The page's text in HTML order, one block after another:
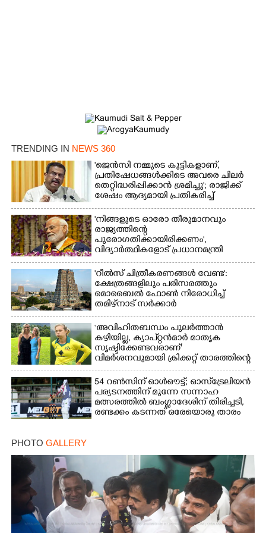
TRENDING IN NEWS 360
'ജെൻസി നമ്മുടെ കുട്ടികളാണ്,
പ്രതിഷേധങ്ങൾക്കിടെ അവരെ ചിലർ
തെറ്റിദ്ധരിപ്പിക്കാൻ ശ്രമിച്ചു'; രാജിക്ക്
ശേഷം ആദ്യമായി പ്രതികരിച്ച്
ധർമ്മേന്ദ്ര പ്രധാൻ
'നിങ്ങളുടെ ഓരോ തീരുമാനവും
രാജ്യത്തിന്റെ
പുരോഗതിക്കായിരിക്കണം',​
വിദ്യാർത്ഥികളോട് പ്രധാനമന്ത്രി
'റീൽസ് ചിത്രീകരണങ്ങൾ വേണ്ട':
ക്ഷേത്രങ്ങളിലും പരിസരത്തും
മൊബൈൽ ഫോൺ നിരോധിച്ച്
തമിഴ്നാട് സർക്കാർ
‘അവിഹിതബന്ധം പുലർത്താൻ
കഴിയില്ല,​ ക്യാപ്റ്റൻമാർ മാതൃക
സൃഷ്ടിക്കേണ്ടവരാണ്'
വിമർശനവുമായി ക്രിക്കറ്റ് താരത്തിന്റെ
ഭാര്യ
54 റൺസിന് ഓൾഔട്ട്; ഓസ്‌ട്രേലിയൻ
പര്യടനത്തിന് മുന്നേ സന്നാഹ
മത്സരത്തിൽ ബംഗ്ലാദേശിന് തിരിച്ചടി,
രണ്ടക്കം കടന്നത് ഒരേയൊരു താരം
PHOTO GALLERY